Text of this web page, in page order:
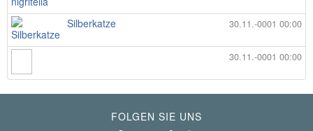
30.11.-0001 00:00
Silberkatze
30.11.-0001 00:00
FOLGEN SIE UNS